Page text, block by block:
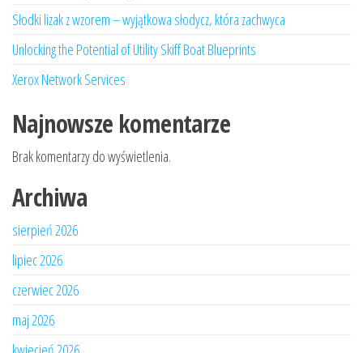
Słodki lizak z wzorem – wyjątkowa słodycz, która zachwyca
Unlocking the Potential of Utility Skiff Boat Blueprints
Xerox Network Services
Najnowsze komentarze
Brak komentarzy do wyświetlenia.
Archiwa
sierpień 2026
lipiec 2026
czerwiec 2026
maj 2026